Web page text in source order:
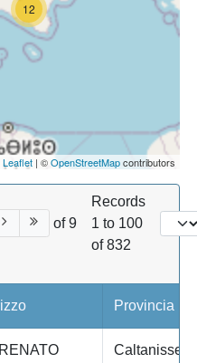
12
Leaflet| ©OpenStreetMapcontributors
of 9
Records
1 to 100
of 832
Provincia
Caltanissetta